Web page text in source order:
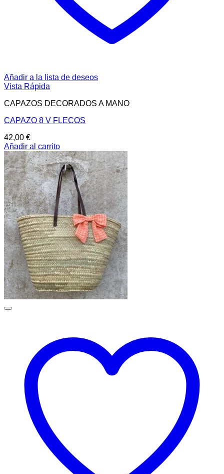
Añadir a la lista de deseos
Vista Rápida
CAPAZOS DECORADOS A MANO
CAPAZO 8 V FLECOS
42,00 €
Añadir al carrito